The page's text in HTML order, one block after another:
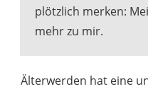
plötzlich merken:
mehr zu mir.
Älterwerden hat eine